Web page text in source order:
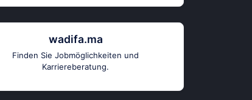
wadifa.ma
Finden Sie Jobmöglichkeiten und
Karriereberatung.